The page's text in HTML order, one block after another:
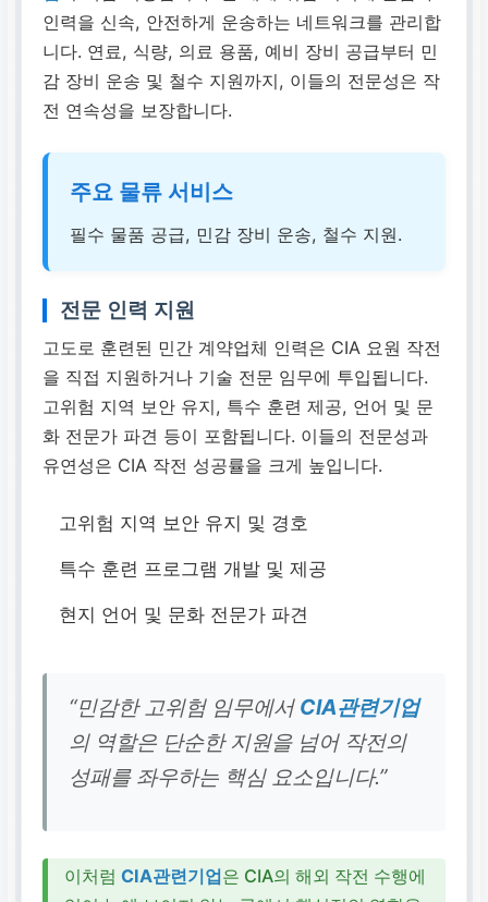
인력을 신속, 안전하게 운송하는 네트워크를 관리합
니다. 연료, 식량, 의료 용품, 예비 장비 공급부터 민
감 장비 운송 및 철수 지원까지, 이들의 전문성은 작
전 연속성을 보장합니다.
주요 물류 서비스
필수 물품 공급, 민감 장비 운송, 철수 지원.
전문 인력 지원
고도로 훈련된 민간 계약업체 인력은 CIA 요원 작전
을 직접 지원하거나 기술 전문 임무에 투입됩니다.
고위험 지역 보안 유지, 특수 훈련 제공, 언어 및 문
화 전문가 파견 등이 포함됩니다. 이들의 전문성과
유연성은 CIA 작전 성공률을 크게 높입니다.
고위험 지역 보안 유지 및 경호
특수 훈련 프로그램 개발 및 제공
현지 언어 및 문화 전문가 파견
“민감한 고위험 임무에서 CIA관련기업
의 역할은 단순한 지원을 넘어 작전의
성패를 좌우하는 핵심 요소입니다.”
이처럼CIA관련기업은 CIA의 해외 작전 수행에